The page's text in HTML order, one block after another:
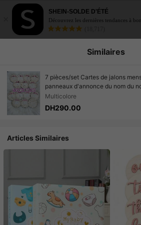
SHEIN-SOLDE D'ÉTÉ
Découvrez les dernières tendances à
Similaires
7 pièces/set Cartes de jalons
panneaux d'annonce du nom du
mensuelles en bois de jalons 1-12
pour nouveau-né, convient aux
Multicolore
DH290.00
Articles Similaires